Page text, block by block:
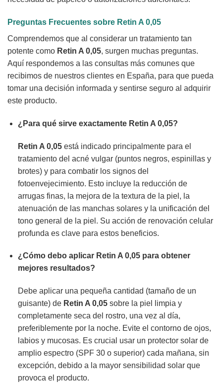
Preguntas Frecuentes sobre Retin A 0,05
Comprendemos que al considerar un tratamiento tan
potente como Retin A 0,05, surgen muchas preguntas.
Aquí respondemos a las consultas más comunes que
recibimos de nuestros clientes en España, para que pueda
tomar una decisión informada y sentirse seguro al adquirir
este producto.
¿Para qué sirve exactamente Retin A 0,05?
Retin A 0,05está indicado principalmente para el
tratamiento del acné vulgar (puntos negros, espinillas y
brotes) y para combatir los signos del
fotoenvejecimiento. Esto incluye la reducción de
arrugas finas, la mejora de la textura de la piel, la
atenuación de las manchas solares y la unificación del
tono general de la piel. Su acción de renovación celular
profunda es clave para estos beneficios.
¿Cómo debo aplicar Retin A 0,05para obtener
mejores resultados?
Debe aplicar una pequeña cantidad (tamaño de un
guisante) de Retin A 0,05sobre la piel limpia y
completamente seca del rostro, una vez al día,
preferiblemente por la noche. Evite el contorno de ojos,
labios y mucosas. Es crucial usar un protector solar de
amplio espectro (SPF 30 o superior) cada mañana, sin
excepción, debido a la mayor sensibilidad solar que
provoca el producto.